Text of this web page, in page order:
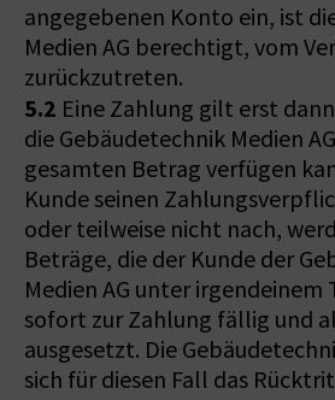
angegebenen Konto ein, ist
Medien AG berechtigt, vom
zurückzutreten.
5.2 Eine Zahlung gilt erst
die Gebäudetechnik Medien
gesamten Betrag verfügen
Kunde seinen
oder teilweise nicht nach,
Beträge, die der Kunde der
Medien AG unter
sofort zur Zahlung fällig und
ausgesetzt. Die
sich für diesen Fall das